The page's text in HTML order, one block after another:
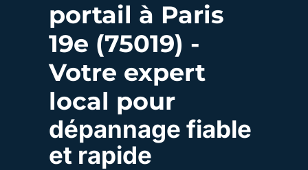
portail à Paris
19e (75019) -
Votre expert
local pour
dépannage fiable
et rapide